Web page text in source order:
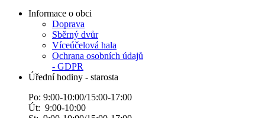
Informace o obci
Doprava
Sběrný dvůr
Víceúčelová hala
Ochrana osobních údajů
- GDPR
Úřední hodiny - starosta
Po: 9:00-10:00/15:00-17:00
Út: 9:00-10:00